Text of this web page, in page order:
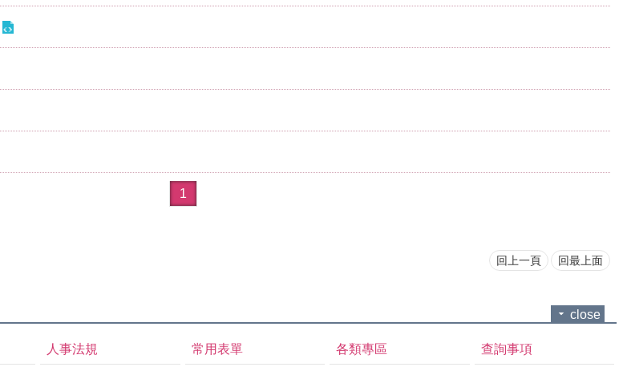
1
回上一頁 回最上面
close
人事法規 常用表單 各類專區 查詢事項